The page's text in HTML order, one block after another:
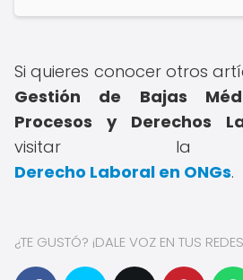
Si quieres conocer otros
Gestión de Bajas
Procesos y Derechos
visitar la
Derecho Laboral en ONGs.
¿TE GUSTÓ? ¡DALE VOZ EN TUS